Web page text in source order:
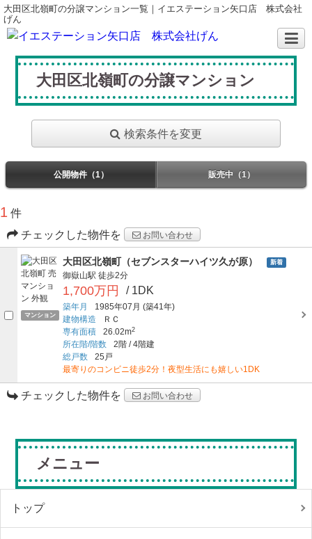
大田区北嶺町の分譲マンション一覧｜イエステーション矢口店 株式会社
げん
大田区北嶺町の分譲マンション
検索条件を変更
公開物件（1） 販売中（1）
1 件
チェックした物件を
お問い合わせ
マンション
大田区北嶺町（セブンスターハイツ久が原） 新着
御嶽山駅 徒歩2分
1,700万円 / 1DK
築年月 1985年07月 (築41年)
建物構造
ＲＣ
専有面積
26.02m2
所在階/階数 2階 /4階建
総戸数
25戸
最寄りのコンビニ徒歩2分！夜型生活にも嬉しい1DK
チェックした物件を お問い合わせ
メニュー
トップ